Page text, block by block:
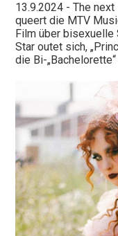
13.9.2024 - The next
queert die MTV
Film über bisexuelle
Star outet sich,
die Bi-
Nur mit euch,
Nutzer:innen,
wir diese Zeiten
finanzieller Hinsicht
der nicht nur in
unabhängig ist
zunehmend schwer.
Unterstützt unsere
Vielen Dank!
Euer L-MAG-Team